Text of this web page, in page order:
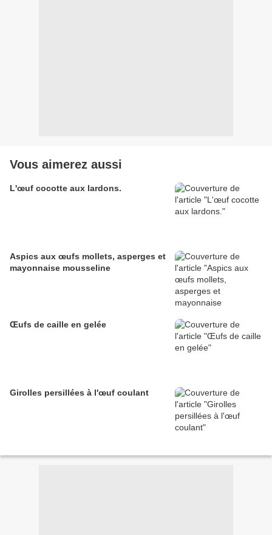
Vous aimerez aussi
L'œuf cocotte aux lardons.
Aspics aux œufs mollets, asperges et
mayonnaise mousseline
Œufs de caille en gelée
Girolles persillées à l'œuf coulant